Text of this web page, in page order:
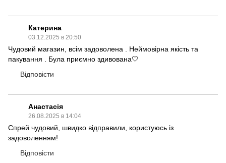
Катерина
03.12.2025 в 20:50
Чудовий магазин, всім задоволена . Неймовірна якість та
пакування . Була приємно здивована🤍
Відповісти
Анастасія
26.08.2025 в 14:04
Спрей чудовий, швидко відправили, користуюсь із
задоволенням!
Відповісти